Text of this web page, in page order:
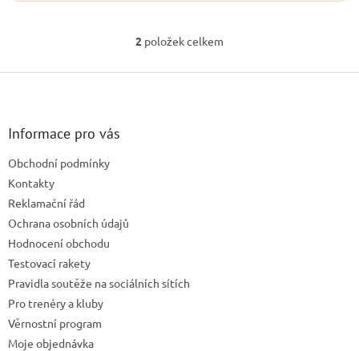
O
l
p
i
2 položek celkem
Z
Informace pro vás
Obchodní podmínky
Kontakty
Reklamační řád
Ochrana osobních údajů
Hodnocení obchodu
Testovací rakety
Pravidla soutěže na sociálních sítích
Pro trenéry a kluby
Věrnostní program
Moje objednávka